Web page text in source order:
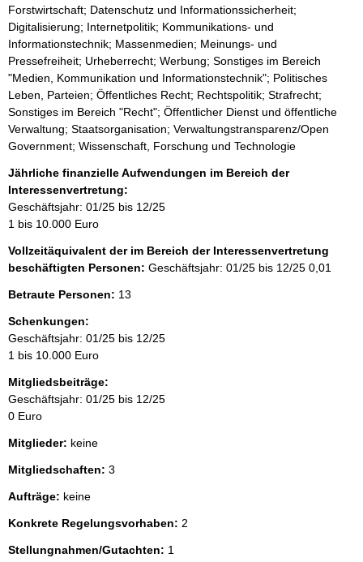
Forstwirtschaft; Datenschutz und Informationssicherheit;
Digitalisierung; Internetpolitik; Kommunikations- und
Informationstechnik; Massenmedien; Meinungs- und
Pressefreiheit; Urheberrecht; Werbung; Sonstiges im Bereich
"Medien, Kommunikation und Informationstechnik"; Politisches
Leben, Parteien; Öffentliches Recht; Rechtspolitik; Strafrecht;
Sonstiges im Bereich "Recht"; Öffentlicher Dienst und öffentliche
Verwaltung; Staatsorganisation; Verwaltungstransparenz/Open
Government; Wissenschaft, Forschung und Technologie
Jährliche finanzielle Aufwendungen im Bereich der
Interessenvertretung:
Geschäftsjahr: 01/25 bis 12/25
1 bis 10.000 Euro
Vollzeitäquivalent der im Bereich der Interessenvertretung
beschäftigten Personen: Geschäftsjahr: 01/25 bis 12/25 0,01
Betraute Personen: 13
Schenkungen:
Geschäftsjahr: 01/25 bis 12/25
1 bis 10.000 Euro
Mitgliedsbeiträge:
Geschäftsjahr: 01/25 bis 12/25
0 Euro
Mitglieder: keine
Mitgliedschaften: 3
Aufträge: keine
Konkrete Regelungsvorhaben: 2
Stellungnahmen/Gutachten: 1